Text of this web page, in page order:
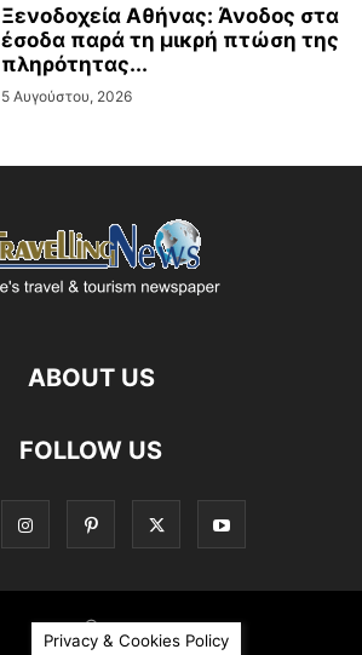
Ξενοδοχεία Αθήνας: Άνοδος στα
έσοδα παρά τη μικρή πτώση της
πληρότητας...
5 Αυγούστου, 2026
ABOUT US
FOLLOW US
©
Privacy & Cookies Policy